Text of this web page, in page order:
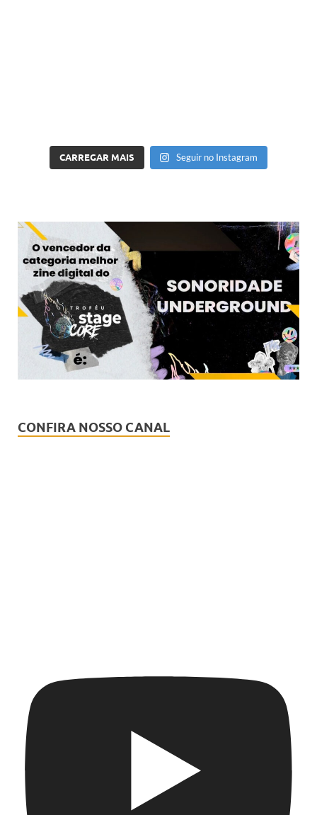
CARREGAR MAIS Seguir no Instagram
CONFIRA NOSSO CANAL